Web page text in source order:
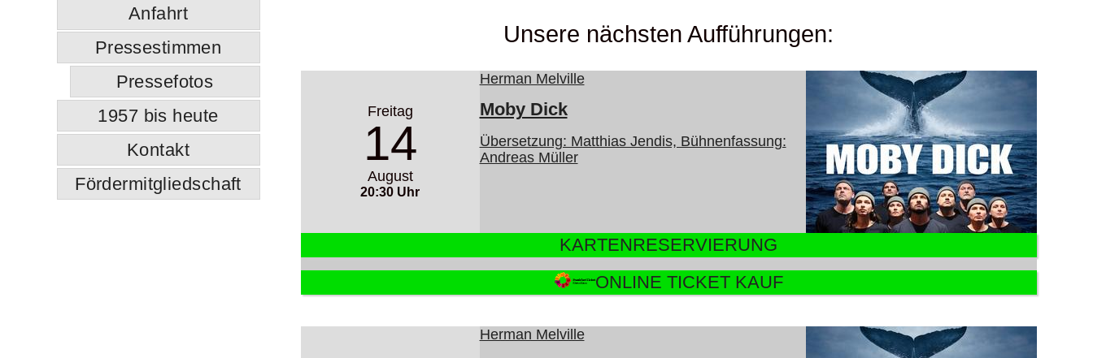
Anfahrt
Pressestimmen
Pressefotos
1957 bis heute
Kontakt
Fördermitgliedschaft
Unsere nächsten Aufführungen:
Freitag
14
August
20:30 Uhr
Herman Melville
Moby Dick
Übersetzung: Matthias Jendis, Bühnenfassung:
Andreas Müller
KARTENRESERVIERUNG
ONLINE TICKET KAUF
Herman Melville